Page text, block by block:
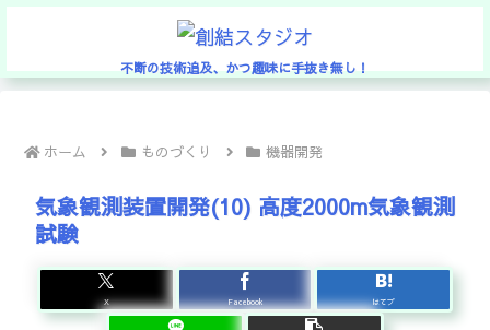
不断の技術追及、かつ趣味に手抜き無し！
ホーム ものづくり 機器開発
気象観測装置開発(10) 高度2000m気象観測
試験
X Facebook はてブ